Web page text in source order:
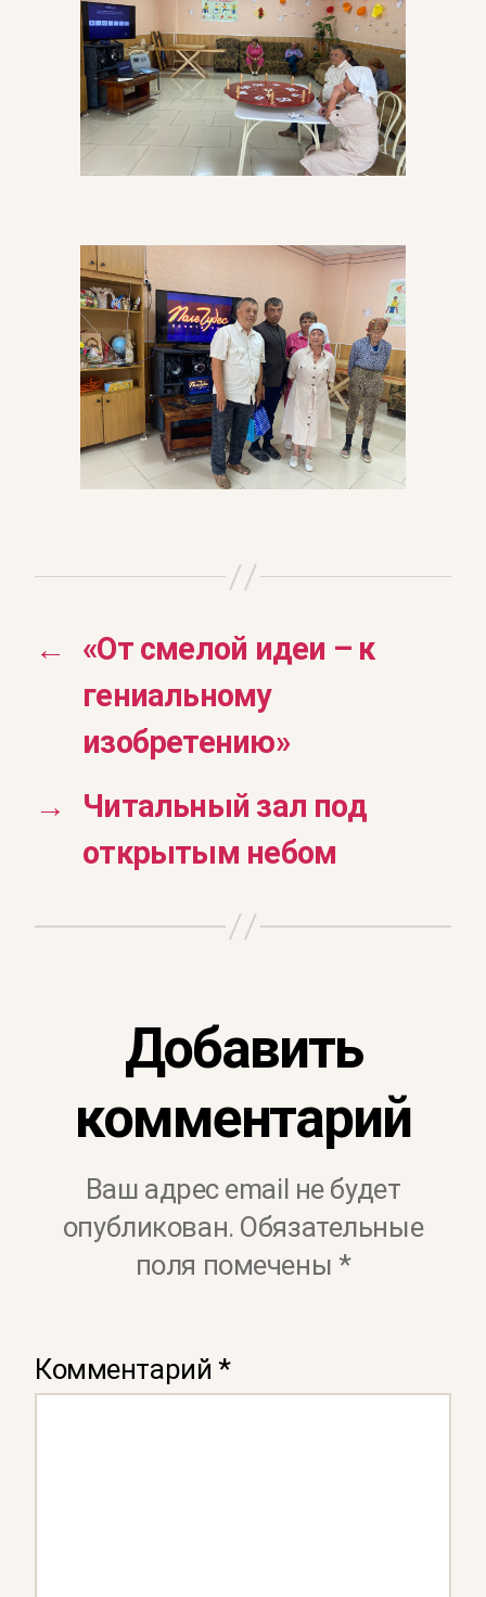
←
«От смелой идеи – к
гениальному
изобретению»
→
Читальный зал под
открытым небом
Добавить
комментарий
Ваш адрес email не будет
опубликован. Обязательные
поля помечены *
Комментарий *